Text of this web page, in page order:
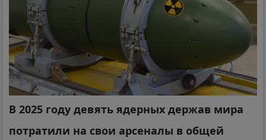
В 2025 году девять ядерных держав мира
потратили на свои арсеналы в общей